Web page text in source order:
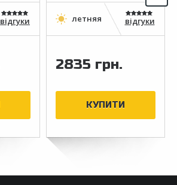
відгуки відгуки
2835 грн.